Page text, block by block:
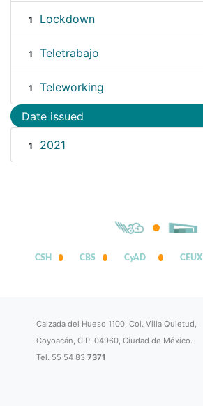
1 Lockdown
1 Teletrabajo
1 Teleworking
Date issued
1 2021
CSH CBS CyAD CEUX
Calzada del Hueso 1100, Col. Villa Quietud,
Coyoacán, C.P. 04960, Ciudad de México.
Tel. 55 54 837371